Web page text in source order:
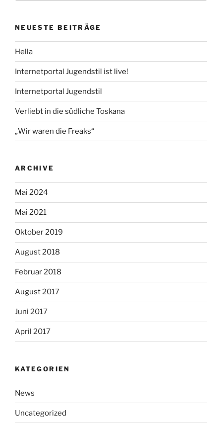
NEUESTE BEITRÄGE
Hella
Internetportal Jugendstil ist live!
Internetportal Jugendstil
Verliebt in die südliche Toskana
„Wir waren die Freaks“
ARCHIVE
Mai 2024
Mai 2021
Oktober 2019
August 2018
Februar 2018
August 2017
Juni 2017
April 2017
KATEGORIEN
News
Uncategorized